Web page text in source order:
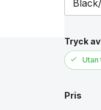
Tryck
Pris